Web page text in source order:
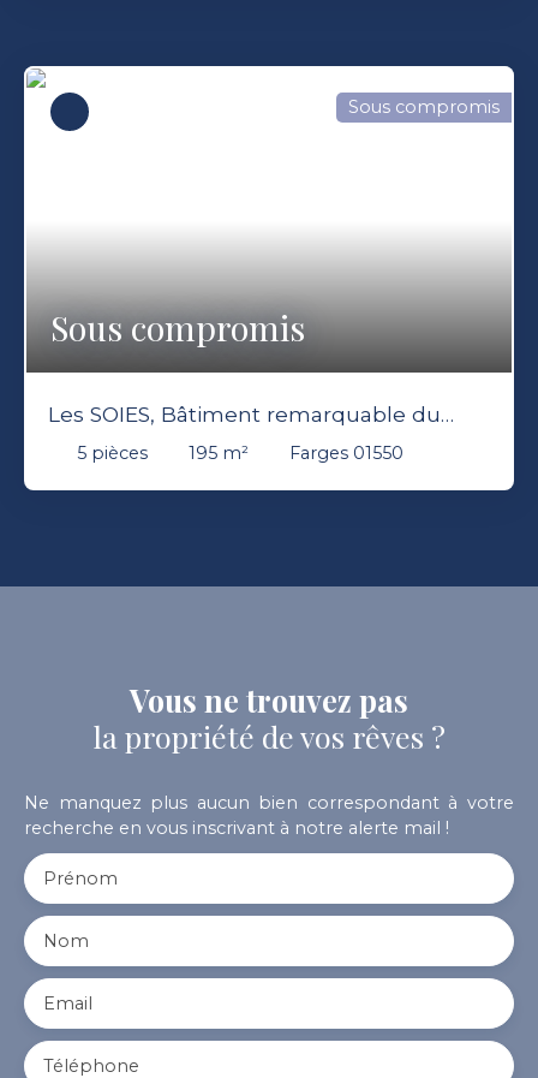
Sous compromis
Sous compromis
Les SOIES, Bâtiment remarquable du
patrimoine du Pays de Gex du XVIII siécle
5 pièces 195 m² Farges 01550
Vous ne trouvez pas
la propriété de vos rêves ?
Ne manquez plus aucun bien correspondant à votre
recherche en vous inscrivant à notre alerte mail !
Prénom
Nom
Email
Téléphone